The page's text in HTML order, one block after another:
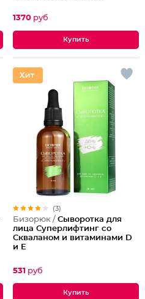
для лица
1370 руб
(3)
Бизорюк / Сыворотка для
лица Суперлифтинг со
Скваланом и витаминами D
и Е
531 руб